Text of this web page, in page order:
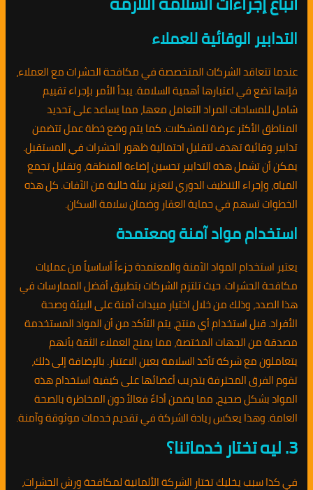
التدابير الوقائية للعملاء
عندما تتعاقد الشركات المتخصصة في مكافحة الحشرات مع العملاء،
فإنها تضع في اعتبارها أهمية السلامة. يبدأ الأمر بإجراء تقييم
شامل للمساحات المراد التعامل معها، مما يساعد على تحديد
المناطق الأكثر عرضة للمشكلات. كما يتم وضع خطة عمل تتضمن
تدابير وقائية تهدف لتقليل احتمالية ظهور الحشرات في المستقبل.
يمكن أن تشمل هذه التدابير تحسين إضاءة المنطقة، وتقليل تجمع
المياه، وإجراء التنظيف الدوري لتعزيز بيئة خالية من الآفات. كل هذه
الخطوات تسهم في حماية العقار وضمان سلامة السكان.
استخدام مواد آمنة ومعتمدة
يعتبر استخدام المواد الآمنة والمعتمدة جزءاً أساسياً من عمليات
مكافحة الحشرات. حيث تلتزم الشركات بتطبيق أفضل الممارسات في
هذا الصدد، وذلك من خلال اختيار مبيدات آمنة على البيئة وصحة
الأفراد. قبل استخدام أي منتج، يتم التأكد من أن المواد المستخدمة
مصدقة من الجهات المختصة، مما يمنح العملاء الثقة بأنهم
يتعاملون مع شركة تأخذ السلامة بعين الاعتبار. بالإضافة إلى ذلك،
تقوم الفرق المحترفة بتدريب أعضائها على كيفية استخدام هذه
المواد بشكل صحيح، مما يضمن أداءً فعالاً دون المخاطرة بالصحة
العامة. وهذا يعكس ريادة الشركة في تقديم خدمات موثوقة وآمنة.
3. ليه تختار خدماتنا؟
في كذا سبب يخليك تختار الشركة الألمانية لمكافحة ورش الحشرات،